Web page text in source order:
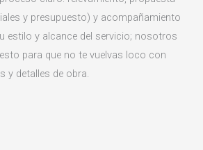
y presupuesto) y acompañamiento
estilo y alcance del servicio; nosotros
para que no te vuelvas loco con
y detalles de obra.